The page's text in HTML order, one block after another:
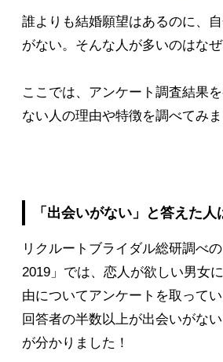
誰よりも結婚願望はあるのに、
がない。そんな人が多いのはな
ここでは、アンケート調査結果
ない人の理由や特徴を調べてみま
「出会いがない」と答えた人
リクルートブライダル総研調べ
2019」では、恋人が欲しい男女
由についてアンケートを取ってい
回答者の半数以上が出会いがな
が分かりました！